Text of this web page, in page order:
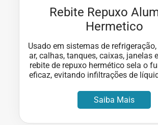
Rebite Repuxo
Hermetico
Usado em sistemas de
ar, calhas, tanques, caixas, janelas
rebite de repuxo hermético sela o
eficaz, evitando infiltrações de
Saiba Mais